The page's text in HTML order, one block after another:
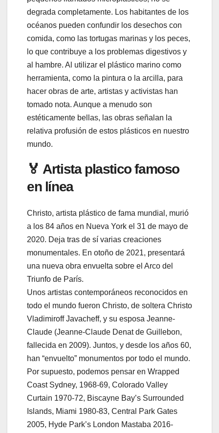
degrada completamente. Los habitantes de los
océanos pueden confundir los desechos con
comida, como las tortugas marinas y los peces,
lo que contribuye a los problemas digestivos y
al hambre. Al utilizar el plástico marino como
herramienta, como la pintura o la arcilla, para
hacer obras de arte, artistas y activistas han
tomado nota. Aunque a menudo son
estéticamente bellas, las obras señalan la
relativa profusión de estos plásticos en nuestro
mundo.
🏅 Artista plastico famoso
en línea
Christo, artista plástico de fama mundial, murió
a los 84 años en Nueva York el 31 de mayo de
2020. Deja tras de sí varias creaciones
monumentales. En otoño de 2021, presentará
una nueva obra envuelta sobre el Arco del
Triunfo de París.
Unos artistas contemporáneos reconocidos en
todo el mundo fueron Christo, de soltera Christo
Vladimiroff Javacheff, y su esposa Jeanne-
Claude (Jeanne-Claude Denat de Guillebon,
fallecida en 2009). Juntos, y desde los años 60,
han “envuelto” monumentos por todo el mundo.
Por supuesto, podemos pensar en Wrapped
Coast Sydney, 1968-69, Colorado Valley
Curtain 1970-72, Biscayne Bay’s Surrounded
Islands, Miami 1980-83, Central Park Gates
2005, Hyde Park’s London Mastaba 2016-